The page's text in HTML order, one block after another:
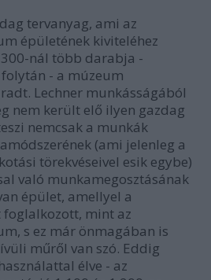
tervanyag, ami az
épületének kiviteléhez
nál több darabja -
- a múzeum
Lechner munkásságából
nem került elő ilyen gazdag
nemcsak a munkák
(ami jelenleg a
törekvéseivel esik egybe)
való munkamegosztásának
épület, amellyel a
mint az
s ez már önmagában is
műről van szó. Eddig
élve - az